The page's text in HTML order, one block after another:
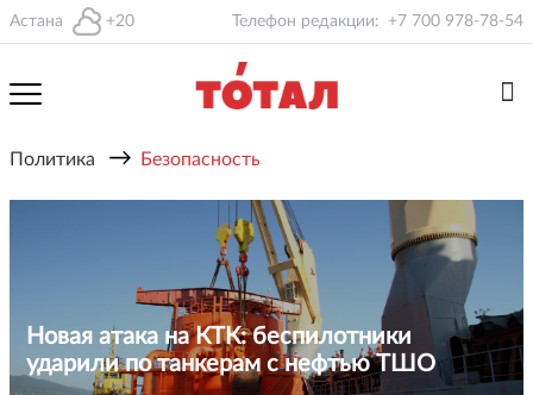
Астана +20 Телефон редакции: +7 700 978-78-54
Политика → Безопасность
Новая атака на КТК: беспилотники
ударили по танкерам с нефтью ТШО